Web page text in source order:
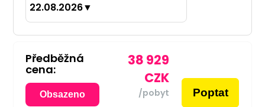
22.08.2026▼
Předběžná
cena:
Obsazeno
38 929
CZK
/pobyt Poptat